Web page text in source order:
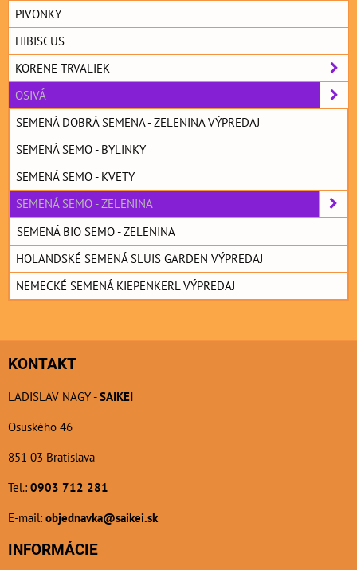
PIVONKY
HIBISCUS
KORENE TRVALIEK
OSIVÁ
SEMENÁ DOBRÁ SEMENA - ZELENINA VÝPREDAJ
SEMENÁ SEMO - BYLINKY
SEMENÁ SEMO - KVETY
SEMENÁ SEMO - ZELENINA
SEMENÁ BIO SEMO - ZELENINA
HOLANDSKÉ SEMENÁ SLUIS GARDEN VÝPREDAJ
NEMECKÉ SEMENÁ KIEPENKERL VÝPREDAJ
KONTAKT
LADISLAV NAGY -SAIKEI
Osuského 46
851 03 Bratislava
Tel.: 0903 712 281
E-mail: objednavka@saikei.sk
INFORMÁCIE